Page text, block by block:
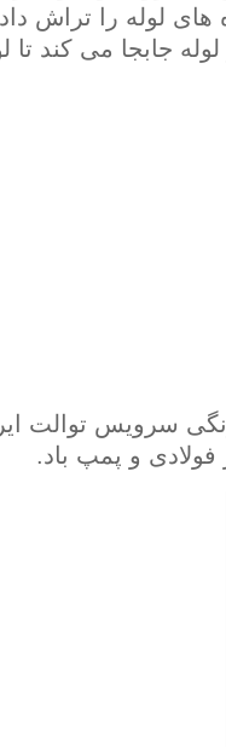
لوله را تراش
جابجا می کند
سرویس توالت
و پمپ باد.